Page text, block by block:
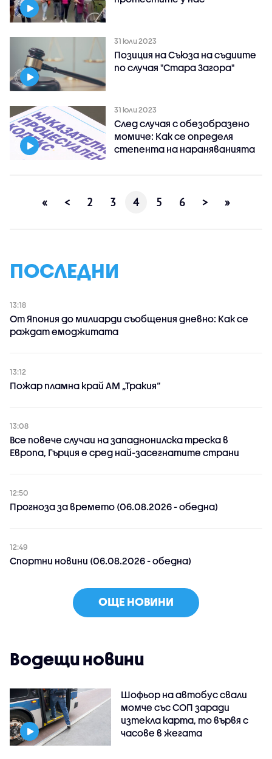
31 юли 2023
Позиция на Съюза на съдиите
по случая "Стара Загора"
31 юли 2023
След случая с обезобразено
момиче: Как се определя
степента на нараняванията
« < 2 3 4 5 6 > »
ПОСЛЕДНИ
13:18
От Япония до милиарди съобщения дневно: Как се
раждат емоджитата
13:12
Пожар пламна край АМ „Тракия“
13:08
Все повече случаи на западнонилска треска в
Европа, Гърция е сред най-засегнатите страни
12:50
Прогноза за времето (06.08.2026 - обедна)
12:49
Спортни новини (06.08.2026 - обедна)
ОЩЕ НОВИНИ
Водещи новини
Шофьор на автобус свали
момче със СОП заради
изтекла карта, то вървя с
часове в жегата